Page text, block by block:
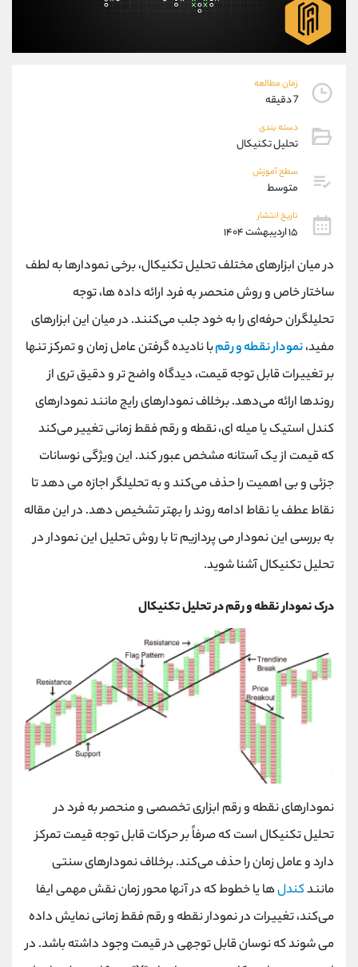
زمان مطالعه
7 دقیقه
دسته بندی
تحلیل تکنیکال
سطح آموزش
متوسط
تاریخ انتشار
۱۵ اردیبهشت ۱۴۰۴
در میان ابزارهای مختلف تحلیل تکنیکال، برخی نمودارها به لطف
ساختار خاص و روش منحصر به فرد ارائه داده ‌ها، توجه
تحلیلگران حرفه‌ای را به خود جلب می‌کنند. در میان این ابزارهای
مفید،نمودار نقطه و رقمبا نادیده گرفتن عامل زمان و تمرکز تنها
بر تغییرات قابل توجه قیمت، دیدگاه واضح‌ تر و دقیق‌ تری از
روندها ارائه می‌دهد. برخلاف نمودارهای رایج مانند نمودارهای
کندل استیک یا میله‌ ای، نقطه و رقم فقط زمانی تغییر می‌کند
که قیمت از یک آستانه مشخص عبور کند. این ویژگی نوسانات
جزئی و بی ‌اهمیت را حذف می‌کند و به تحلیلگر اجازه می‌ دهد تا
نقاط عطف یا نقاط ادامه روند را بهتر تشخیص دهد. در این مقاله
به بررسی این نمودار می پردازیم تا با روش تحلیل این نمودار در
تحلیل تکنیکال آشنا شوید.
درک نمودار نقطه و رقم در تحلیل تکنیکال
نمودارهای نقطه و رقم ابزاری تخصصی و منحصر به فرد در
تحلیل تکنیکال است که صرفاً بر حرکات قابل توجه قیمت تمرکز
دارد و عامل زمان را حذف می‌کند. برخلاف نمودارهای سنتی
مانندکندل‌ها یا خطوط که در آنها محور زمان نقش مهمی ایفا
می‌کند، تغییرات در نمودار نقطه و رقم فقط زمانی نمایش داده
می ‌شوند که نوسان قابل توجهی در قیمت وجود داشته باشد. در
09194198792
واتساپ
تلگرام
پشتیبان فروش
موبایل
اطلاعات تماس
تلفن 021-22021030
021-22021040
بدون پیش شماره
اینستاگرام @alireza.mehrabii
کانال تلگرام @alirezamehrabi_com
@alirezamehrabi_official